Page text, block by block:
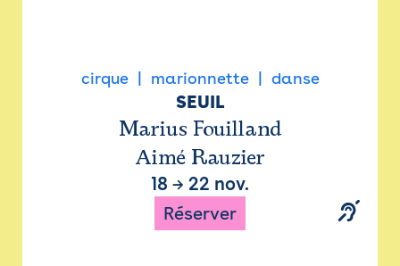
cirque marionnette danse
SEUIL
Marius Fouilland
Aimé Rauzier
18 → 22 nov.
Réserver